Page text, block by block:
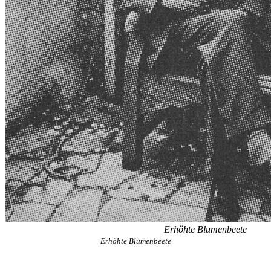
Erhöhte Blumenbeete
Erhöhte Blumenbeete